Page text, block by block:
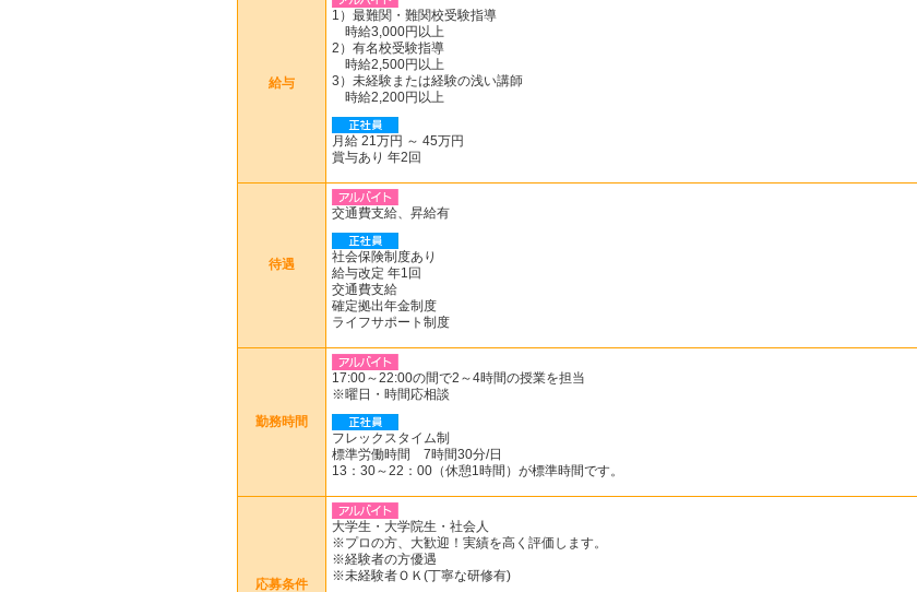
給与
1）最難関・難関校受験指導
時給3,000円以上
2）有名校受験指導
時給2,500円以上
3）未経験または経験の浅い講師
時給2,200円以上
月給 21万円 ～ 45万円
賞与あり 年2回
待遇
交通費支給、昇給有
社会保険制度あり
給与改定 年1回
交通費支給
確定拠出年金制度
ライフサポート制度
勤務時間
17:00～22:00の間で2～4時間の授業を担当
※曜日・時間応相談
フレックスタイム制
標準労働時間 7時間30分/日
13：30～22：00（休憩1時間）が標準時間です。
応募条件
大学生・大学院生・社会人
※プロの方、大歓迎！実績を高く評価します。
※経験者の方優遇
※未経験者ＯＫ(丁寧な研修有)